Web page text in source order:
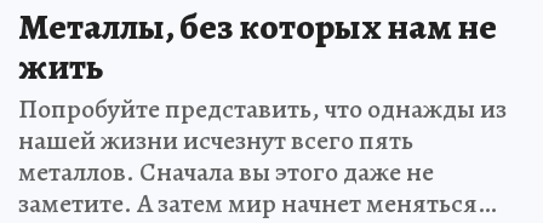
Металлы, без которых нам не
жить
Попробуйте представить, что однажды из
нашей жизни исчезнут всего пять
металлов. Сначала вы этого даже не
заметите. А затем мир начнет меняться…